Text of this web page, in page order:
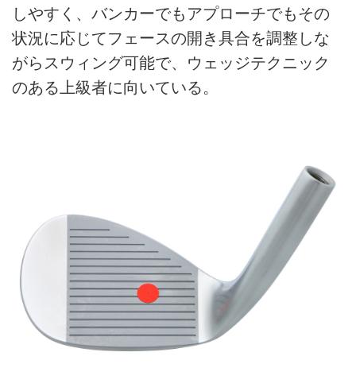
しやすく、バンカーでもアプローチでもその
状況に応じてフェースの開き具合を調整しな
がらスウィング可能で、ウェッジテクニック
のある上級者に向いている。